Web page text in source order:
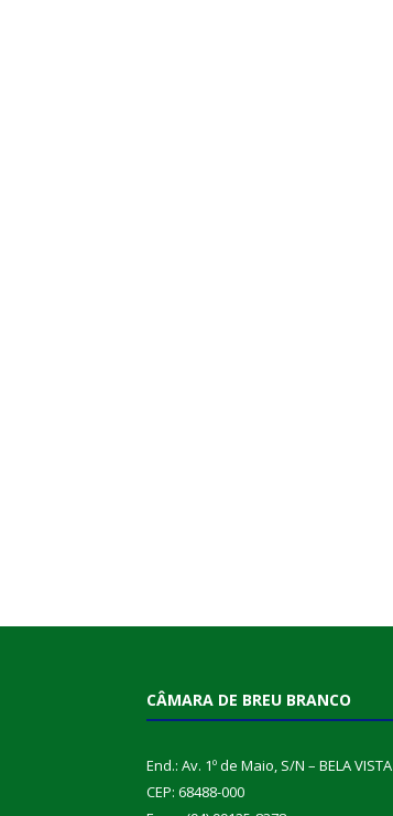
CÂMARA DE BREU BRANCO
End.: Av. 1º de Maio, S/N – BELA VISTA
CEP: 68488-000